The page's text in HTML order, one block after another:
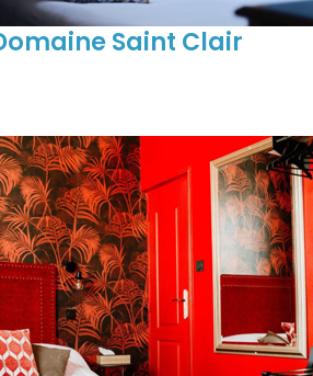
Saint Clair